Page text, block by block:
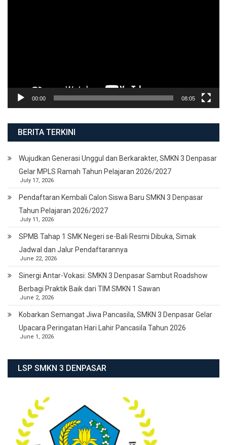
00:00 08:05
BERITA TERKINI
Wujudkan Generasi Unggul dan Berkarakter, SMKN 3 Denpasar
Gelar MPLS Ramah Tahun Pelajaran 2026/2027
July 17, 2026
Pendaftaran Kembali Calon Siswa Baru SMKN 3 Denpasar
Tahun Pelajaran 2026/2027
July 11, 2026
SPMB Tahap 1 SMK Negeri se-Bali Resmi Dibuka, Simak
Jadwal dan Jalur Pendaftarannya
June 22, 2026
Sinergi Antar-Vokasi: SMKN 3 Denpasar Sambut Roadshow
Berbagi Praktik Baik dari TIM SMKN 1 Sawan
June 2, 2026
Kobarkan Semangat Jiwa Pancasila, SMKN 3 Denpasar Gelar
Upacara Peringatan Hari Lahir Pancasila Tahun 2026
June 1, 2026
LSP SMKN 3 DENPASAR